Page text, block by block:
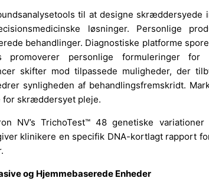
til at designe skræddersyede
løsninger. Personlige
behandlinger. Diagnostiske platforme
promoverer personlige formuleringer for
skifter mod tilpassede muligheder, der
synligheden af behandlingsfremskridt.
skræddersyet pleje.
NV’s TrichoTest™ 48 genetiske
klinikere en specifik DNA-kortlagt rapport
og Hjemmebaserede Enheder